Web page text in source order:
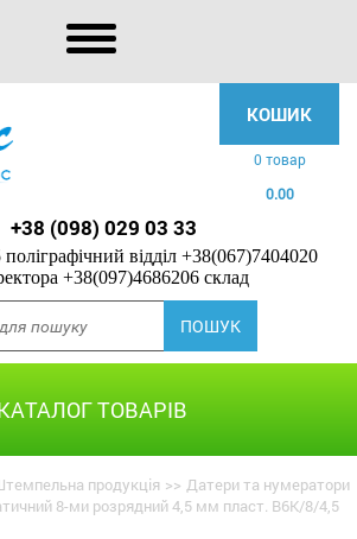
КОШИК
0 товар
0.00
+38 (098) 029 03 33
відділ +38(067)7404020
+38(097)4686206 склад
ТОВАРІВ
продукція >> Датери та нумератори
8-ми розрядний 4,5 мм пласт. В6К/8/4,5